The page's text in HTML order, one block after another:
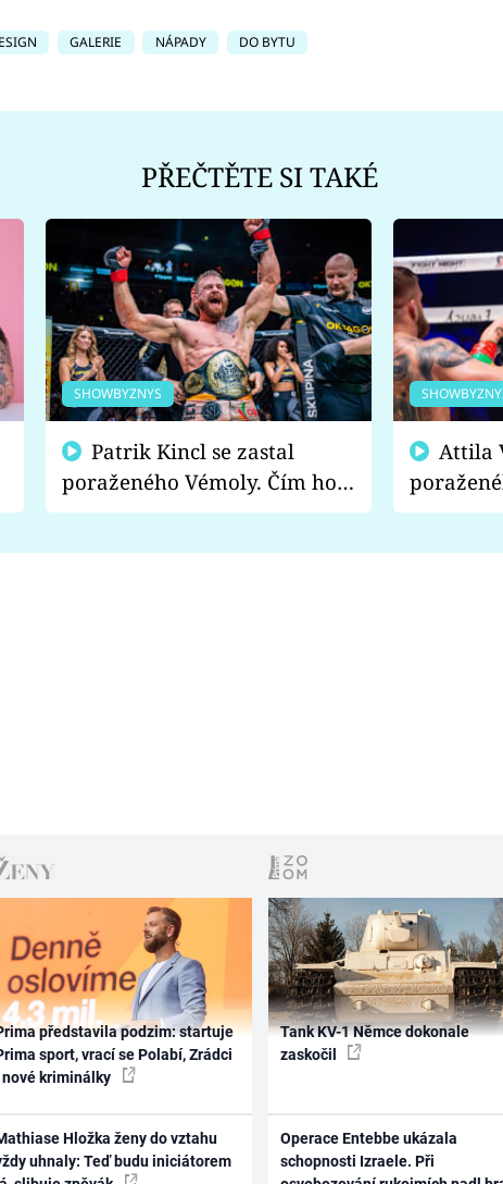
GALERIE NÁPADY DO BYTU
PŘEČTĚTE SI TAKÉ
SHOWBYZNYS
poraženého Vémoly. Čím ho
fanoušci naštvali?
chce
představila podzim: startuje
sport, vrací se Polabí, Zrádci
nové kriminálky
Hložka ženy do vztahu
uhnaly: Teď budu iniciátorem
Tank KV-1 Němce dokonale
zaskočil
Operace Entebbe ukázala
schopnosti Izraele. Při